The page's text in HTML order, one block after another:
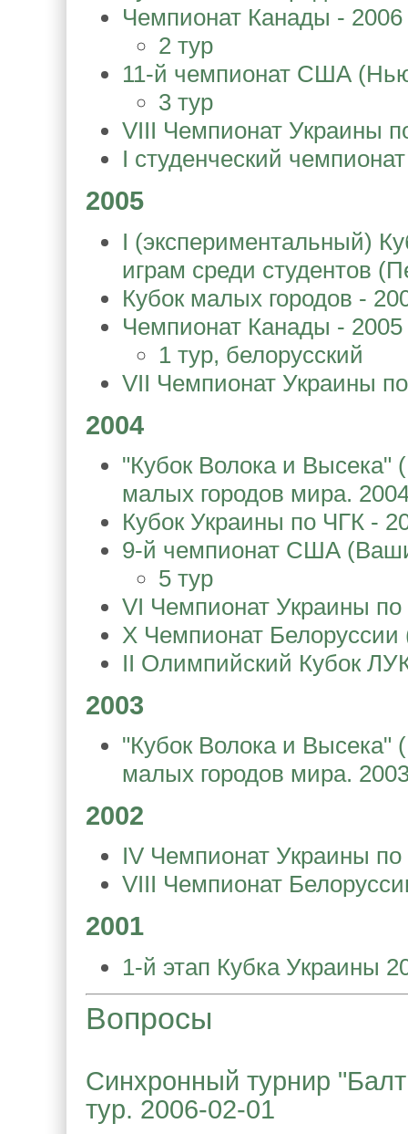
Чемпионат Канады -
2 тур
11-й чемпионат США
3 тур
VIII Чемпионат Украины
I студенческий
2005
I (экспериментальный)
играм среди студентов
Кубок малых городов -
Чемпионат Канады - 2005
1 тур, белорусский
VII Чемпионат Украины
2004
"Кубок Волока и Высека"
малых городов мира.
Кубок Украины по ЧГК -
9-й чемпионат США
5 тур
VI Чемпионат Украины по
X Чемпионат
II Олимпийский Кубок
2003
"Кубок Волока и Высека"
малых городов мира.
2002
IV Чемпионат Украины по
VIII Чемпионат
2001
1-й этап Кубка Украины
Вопросы
Синхронный турнир
тур. 2006-02-01